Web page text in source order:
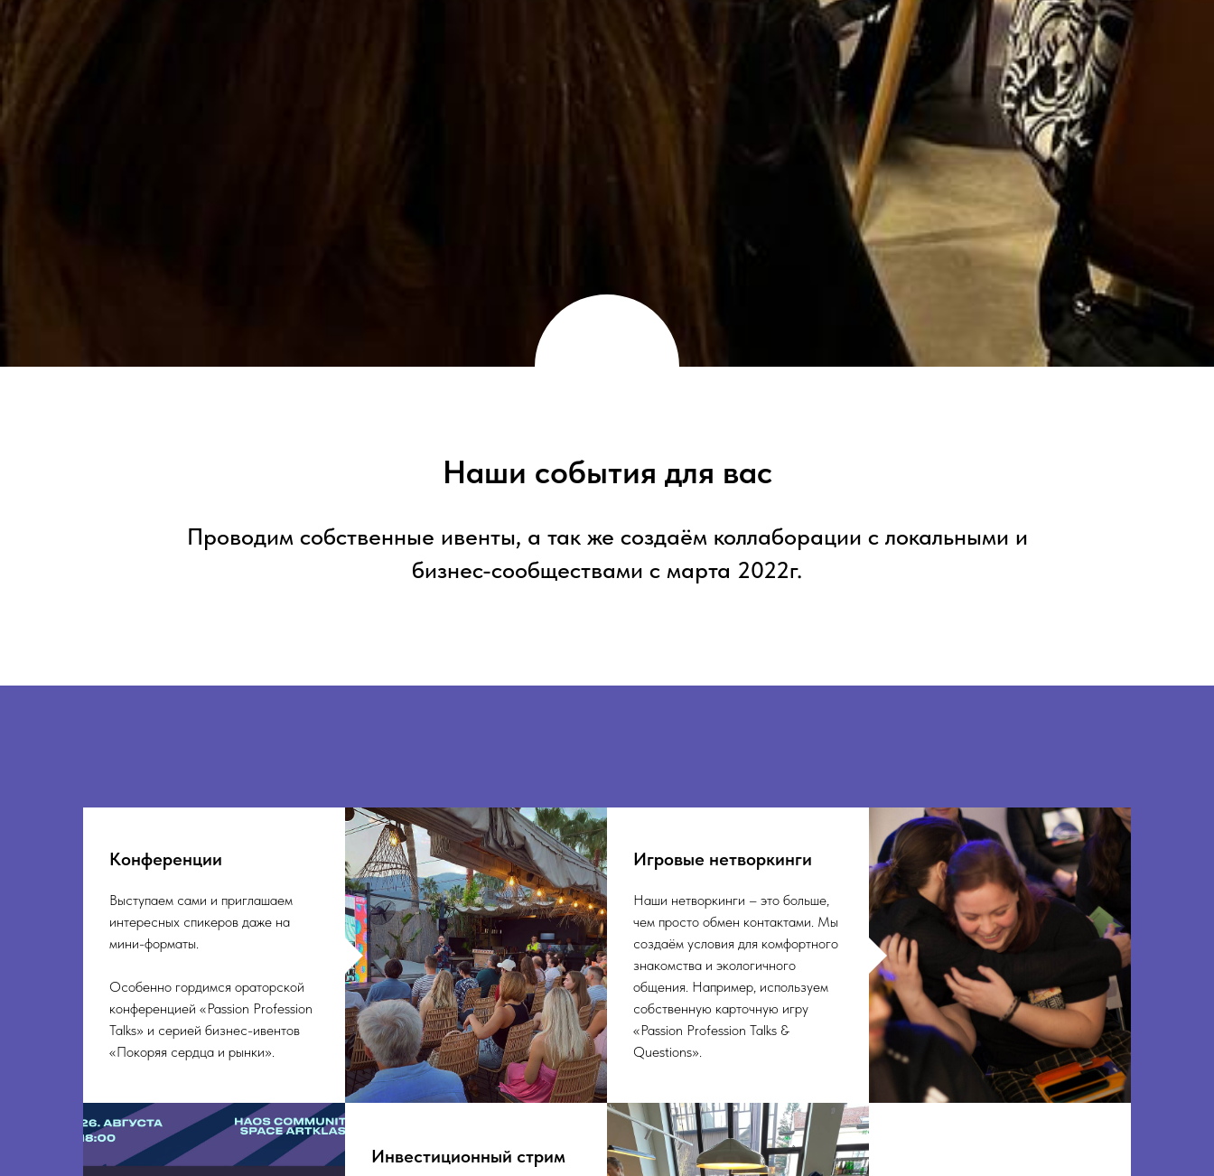
Наши события для вас
Проводим собственные ивенты, а так же создаём коллаборации с локальными и
бизнес-сообществами с марта 2022г.
Конференции
Выступаем сами и приглашаем
интересных спикеров даже на
мини-форматы.
Особенно гордимся ораторской
конференцией «Passion Profession
Talks» и серией бизнес-ивентов
«Покоряя сердца и рынки».
Игровые нетворкинги
Наши нетворкинги – это больше,
чем просто обмен контактами. Мы
создаём условия для комфортного
знакомства и экологичного
общения. Например, используем
собственную карточную игру
«Passion Profession Talks &
Questions».
Инвестиционный стрим